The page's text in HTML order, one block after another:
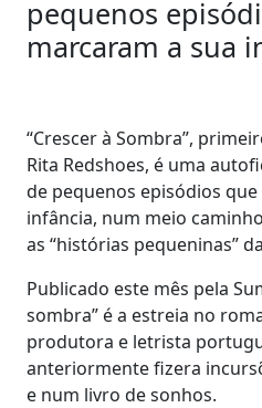
pequenos
marcaram a sua
“Crescer à Sombra”,
Rita Redshoes, é uma
de pequenos episódios
infância, num meio
as “histórias pequeninas”
Publicado este mês pela
sombra” é a estreia no
produtora e letrista
anteriormente fizera
e num livro de sonhos.